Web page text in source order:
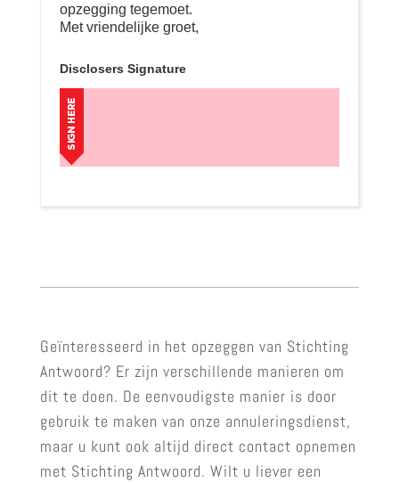
opzegging tegemoet.
Met vriendelijke groet,
Disclosers Signature
Geïnteresseerd in het opzeggen van Stichting
Antwoord? Er zijn verschillende manieren om
dit te doen. De eenvoudigste manier is door
gebruik te maken van onze annuleringsdienst,
maar u kunt ook altijd direct contact opnemen
met Stichting Antwoord. Wilt u liever een